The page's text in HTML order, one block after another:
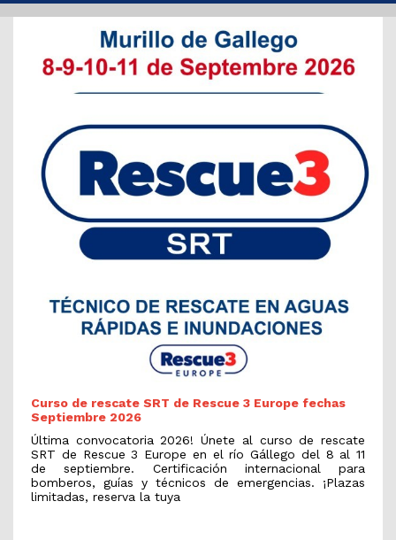
Curso de rescate SRT de Rescue 3 Europe fechas
Septiembre 2026
Última convocatoria 2026! Únete al curso de rescate
SRT de Rescue 3 Europe en el río Gállego del 8 al 11
de septiembre. Certificación internacional para
bomberos, guías y técnicos de emergencias. ¡Plazas
limitadas, reserva la tuya